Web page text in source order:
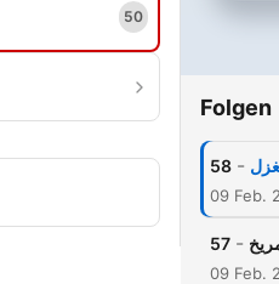
50
Folgen
58 -
09 Feb.
57 -
09 Feb.